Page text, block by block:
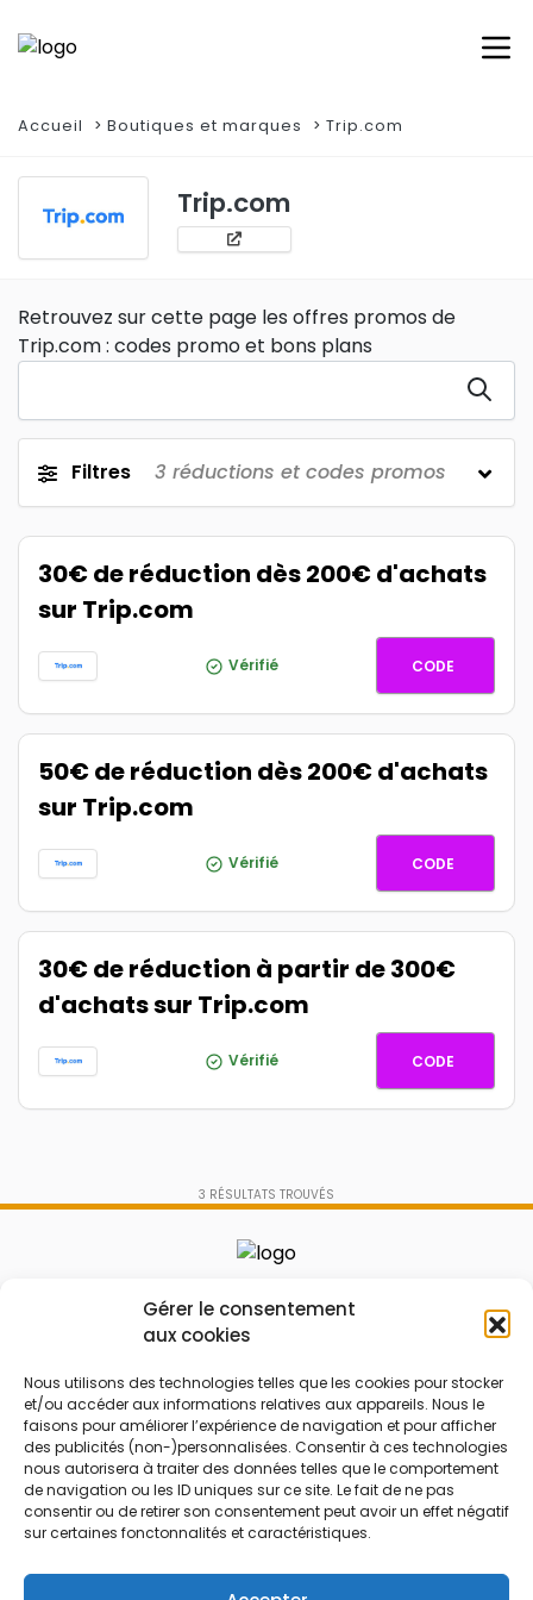
Gérer le consentement
aux cookies
Nous utilisons des technologies telles que les cookies pour stocker
et/ou accéder aux informations relatives aux appareils. Nous le
faisons pour améliorer l’expérience de navigation et pour afficher
des publicités (non-)personnalisées. Consentir à ces technologies
nous autorisera à traiter des données telles que le comportement
de navigation ou les ID uniques sur ce site. Le fait de ne pas
consentir ou de retirer son consentement peut avoir un effet négatif
sur certaines fonctonnalités et caractéristiques.
Accueil Boutiques et marques Trip.com
Trip.com
Retrouvez sur cette page les offres promos de
Trip.com : codes promo et bons plans
Filtres 3 réductions et codes promos
30€ de réduction dès 200€ d'achats
sur Trip.com
Vérifié CODE
50€ de réduction dès 200€ d'achats
sur Trip.com
Vérifié HOTEL50
CODE
30€ de réduction à partir de 300€
d'achats sur Trip.com
Vérifié VOL30
CODE
3 RÉSULTATS TROUVÉS
Le prix peut être réduit !
FAQ
Qui sommes nous
Contactez-nous
Mentions légales
Code réduction
Bons plans
Soldes
French Days